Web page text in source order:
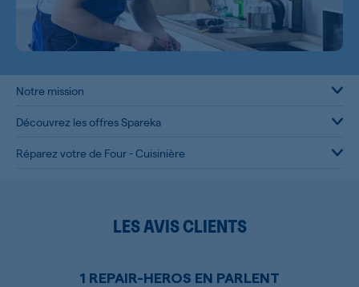
Notre mission
Découvrez les offres Spareka
Réparez votre de Four - Cuisinière
LES AVIS CLIENTS
1 REPAIR-HEROS EN PARLENT